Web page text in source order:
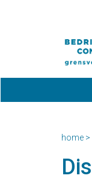
home >